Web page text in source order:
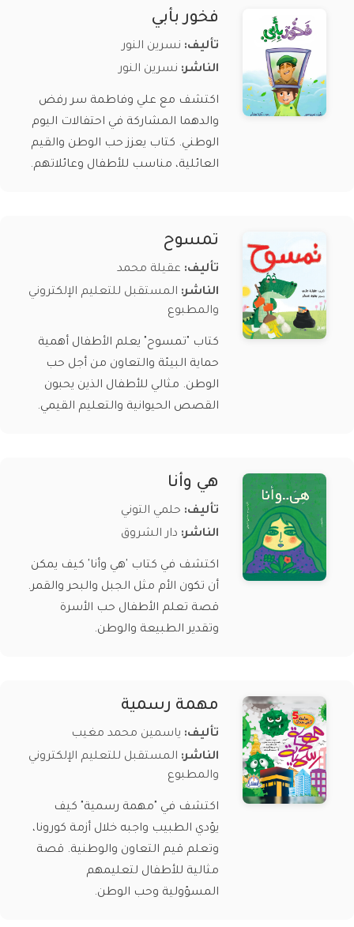
فخور بأبي
تأليف: نسرين النور
الناشر: نسرين النور
اكتشف مع علي وفاطمة سر رفض
والدهما المشاركة في احتفالات اليوم
الوطني. كتاب يعزز حب الوطن والقيم
العائلية، مناسب للأطفال وعائلاتهم.
تمسوح
تأليف: عقيلة محمد
الناشر: المستقبل للتعليم الإلكتروني
والمطبوع
كتاب "تمسوح" يعلم الأطفال أهمية
حماية البيئة والتعاون من أجل حب
الوطن. مثالي للأطفال الذين يحبون
القصص الحيوانية والتعليم القيمي.
هي وأنا
تأليف: حلمي التوني
الناشر: دار الشروق
اكتشف في كتاب 'هي وأنا' كيف يمكن
أن تكون الأم مثل الجبل والبحر والقمر.
قصة تعلم الأطفال حب الأسرة
وتقدير الطبيعة والوطن.
مهمة رسمية
تأليف: ياسمين محمد مغيب
الناشر: المستقبل للتعليم الإلكتروني
والمطبوع
اكتشف في "مهمة رسمية" كيف
يؤدي الطبيب واجبه خلال أزمة كورونا،
وتعلم قيم التعاون والوطنية. قصة
مثالية للأطفال لتعليمهم
المسؤولية وحب الوطن.